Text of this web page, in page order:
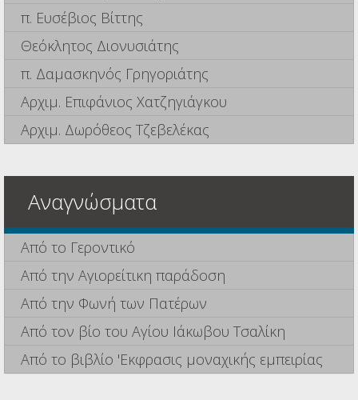
π. Ευσέβιος Βίττης
Θεόκλητος Διονυσιάτης
π. Δαμασκηνός Γρηγοριάτης
Αρχιμ. Επιφάνιος Χατζηγιάγκου
Αρχιμ. Δωρόθεος Τζεβελέκας
Αναγνώσματα
Από το Γεροντικό
Από την Αγιορείτικη παράδοση
Από την Φωνή των Πατέρων
Από τον βίο του Αγίου Ιάκωβου Τσαλίκη
Από το βιβλίο 'Εκφρασις μοναχικής εμπειρίας